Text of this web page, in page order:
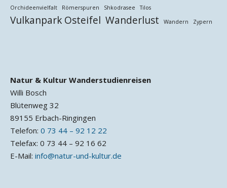
Orchideenvielfalt
Römerspuren Shkodrasee Tilos
Vulkanpark Osteifel Wanderlust Wandern Zypern
Natur & Kultur Wanderstudienreisen
Willi Bosch
Blütenweg 32
89155 Erbach-Ringingen
Telefon: 0 73 44 – 92 12 22
Telefax: 0 73 44 – 92 16 62
E-Mail: info@natur-und-kultur.de